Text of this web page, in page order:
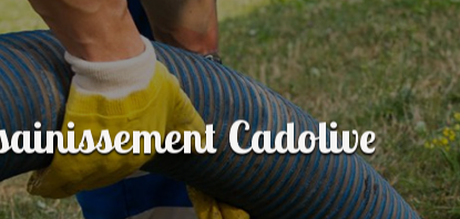
Cadolive